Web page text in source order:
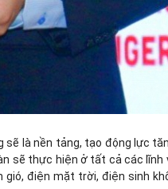
sẽ là nền tảng, tạo động lực
thực hiện ở tất cả các lĩnh
điện mặt trời, điện sinh